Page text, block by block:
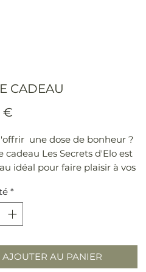
CADEAU
€
une dose de bonheur ?
cadeau Les Secrets d'Elo est
idéal pour faire plaisir à vos
plus et commandez la !
*
AJOUTER AU PANIER